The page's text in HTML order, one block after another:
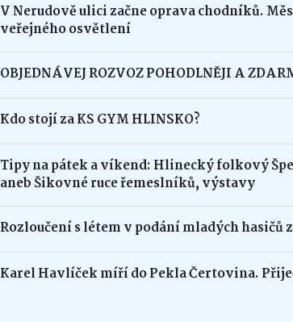
V Nerudově ulici začne oprava chodníků.
veřejného osvětlení
OBJEDNÁVEJ ROZVOZ POHODLNĚJI A
Kdo stojí za KS GYM HLINSKO?
Tipy na pátek a víkend: Hlinecký folkový
aneb Šikovné ruce řemeslníků, výstavy
Rozloučení s létem v podání mladých hasičů
Karel Havlíček míří do Pekla Čertovina.